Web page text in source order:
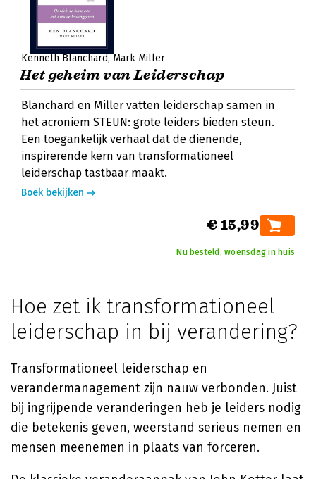
Kenneth Blanchard Mark Miller
Het geheim van Leiderschap
Blanchard en Miller vatten leiderschap samen in
het acroniem STEUN: grote leiders bieden steun.
Een toegankelijk verhaal dat de dienende,
inspirerende kern van transformationeel
leiderschap tastbaar maakt.
Boek bekijken
€ 15,99
Nu besteld, woensdag in huis
Hoe zet ik transformationeel
leiderschap in bij verandering?
Transformationeel leiderschap en
verandermanagement zijn nauw verbonden. Juist
bij ingrijpende veranderingen heb je leiders nodig
die betekenis geven, weerstand serieus nemen en
mensen meenemen in plaats van forceren.